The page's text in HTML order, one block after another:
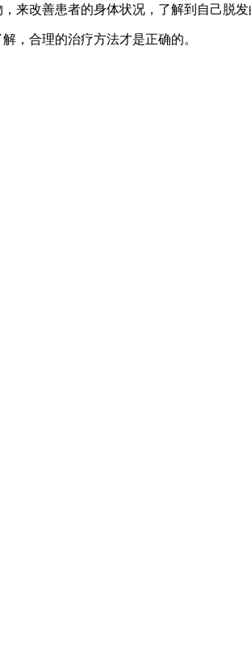
改善患者的身体状况，了解到自己脱
，合理的治疗方法才是正确的。